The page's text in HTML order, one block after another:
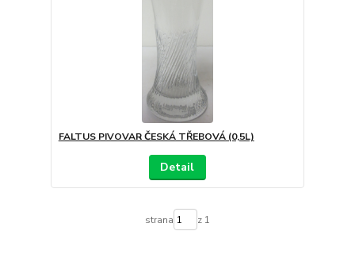
FALTUS PIVOVAR ČESKÁ TŘEBOVÁ (0,5L)
Detail
strana z 1